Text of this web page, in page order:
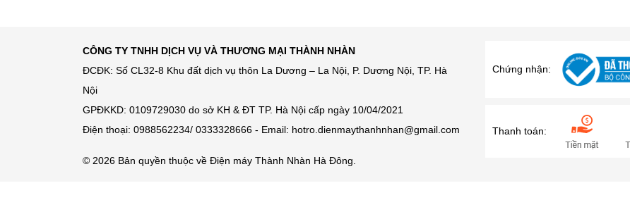
CÔNG TY TNHH DỊCH VỤ VÀ THƯƠNG MẠI THÀNH NHÀN
ĐCĐK: Số CL32-8 Khu đất dịch vụ thôn La Dương – La Nội, P. Dương Nội, TP. Hà
Nội
GPĐKKD: 0109729030 do sở KH & ĐT TP. Hà Nội cấp ngày 10/04/2021
Điện thoại: 0988562234/ 0333328666 - Email: hotro.dienmaythanhnhan@gmail.com
© 2026 Bản quyền thuộc về Điện máy Thành Nhàn Hà Đông.
Chứng nhận:
Thanh toán: